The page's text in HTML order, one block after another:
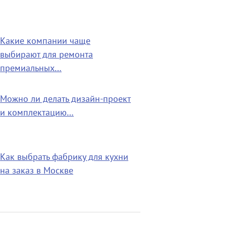
Какие компании чаще
выбирают для ремонта
премиальных…
Можно ли делать дизайн-проект
и комплектацию…
Как выбрать фабрику для кухни
на заказ в Москве